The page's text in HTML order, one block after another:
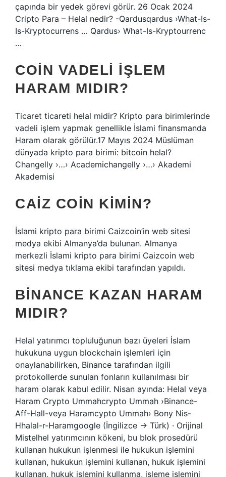
çapında bir yedek görevi görür. 26 Ocak 2024
Cripto Para – Helal nedir? -Qardusqardus ›What-Is-
Is-Kryptocurrens … Qardus› What-Is-Kryptourrenc
…
COIN VADELI IŞLEM
HARAM MIDIR?
Ticaret ticareti helal midir? Kripto para birimlerinde
vadeli işlem yapmak genellikle İslami finansmanda
Haram olarak görülür.17 Mayıs 2024 Müslüman
dünyada kripto para birimi: bitcoin helal?
Changelly ›…› Academichangelly ›…› Akademi
Akademisi
CAIZ COIN KIMIN?
İslami kripto para birimi Caizcoin’in web sitesi
medya ekibi Almanya’da bulunan. Almanya
merkezli İslami kripto para birimi Caizcoin web
sitesi medya tıklama ekibi tarafından yapıldı.
BINANCE KAZAN HARAM
MIDIR?
Helal yatırımcı topluluğunun bazı üyeleri İslam
hukukuna uygun blockchain işlemleri için
onaylanabilirken, Binance tarafından ilgili
protokollerde sunulan fonların kullanılması bir
haram olarak kabul edilir. Nisan ayında: Helal veya
Haram Crypto Ummahcrypto Ummah ›Binance-
Aff-Hall-veya Haramcypto Ummah› Bony Nis-
Hhalal-r-Haramgoogle (İngilizce → Türk) · Orijinal
Mistelhel yatırımcının kökeni, bu blok prosedürü
kullanan hukukun işlenmesi ile hukukun işlemini
kullanan, hukukun işlemini kullanan, hukuk işlemini
kullanan, hukuk işlemini kullanma, işleme işlemini